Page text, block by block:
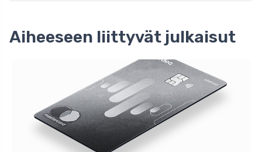
Aiheeseen liittyvät julkaisut